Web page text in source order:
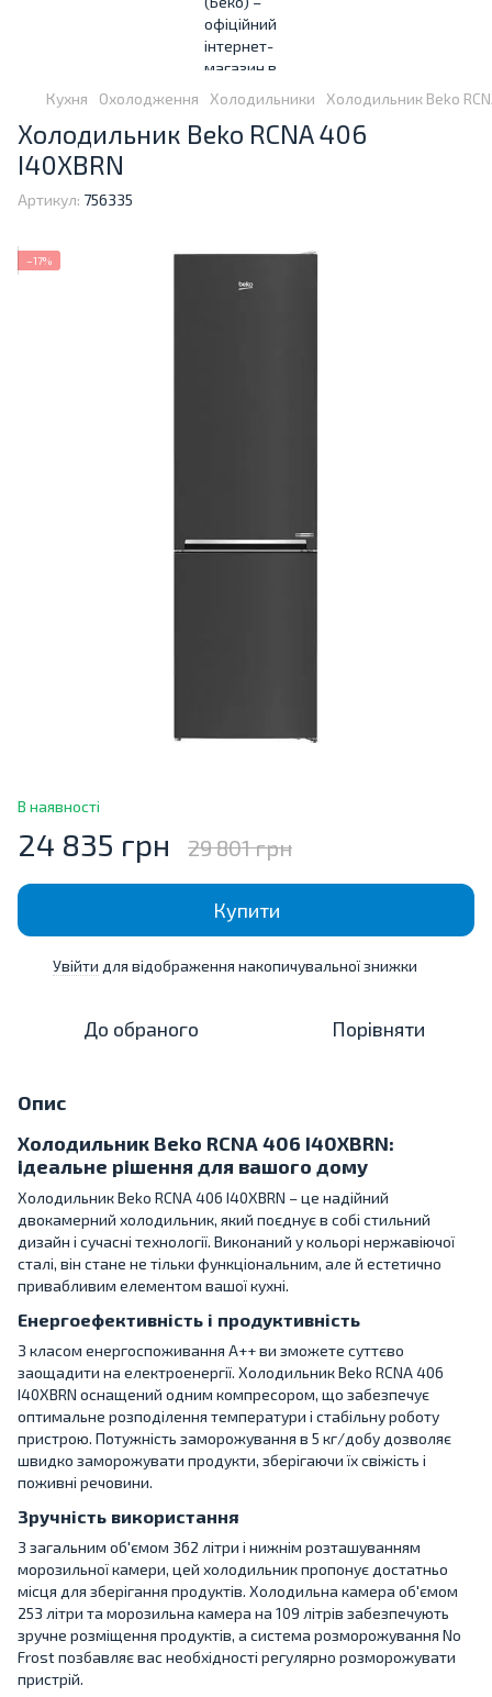
Кухня Охолодження Холодильники Холодильник Beko
Холодильник Beko RCNA 406
I40XBRN
Артикул: 756335
−17%
В наявності
24 835 грн 29 801 грн
Купити
Увійти для відображення накопичувальної знижки
До обраного Порівняти
Опис
Холодильник Beko RCNA 406 I40XBRN:
ідеальне рішення для вашого дому
Холодильник Beko RCNA 406 I40XBRN – це надійний
двокамерний холодильник, який поєднує в собі стильний
дизайн і сучасні технології. Виконаний у кольорі нержавіючої
сталі, він стане не тільки функціональним, але й естетично
привабливим елементом вашої кухні.
Енергоефективність і продуктивність
З класом енергоспоживання A++ ви зможете суттєво
заощадити на електроенергії. Холодильник Beko RCNA 406
I40XBRN оснащений одним компресором, що забезпечує
оптимальне розподілення температури і стабільну роботу
пристрою. Потужність заморожування в 5 кг/добу дозволяє
швидко заморожувати продукти, зберігаючи їх свіжість і
поживні речовини.
Зручність використання
З загальним об'ємом 362 літри і нижнім розташуванням
морозильної камери, цей холодильник пропонує достатньо
місця для зберігання продуктів. Холодильна камера об'ємом
253 літри та морозильна камера на 109 літрів забезпечують
зручне розміщення продуктів, а система розморожування No
Frost позбавляє вас необхідності регулярно розморожувати
пристрій.